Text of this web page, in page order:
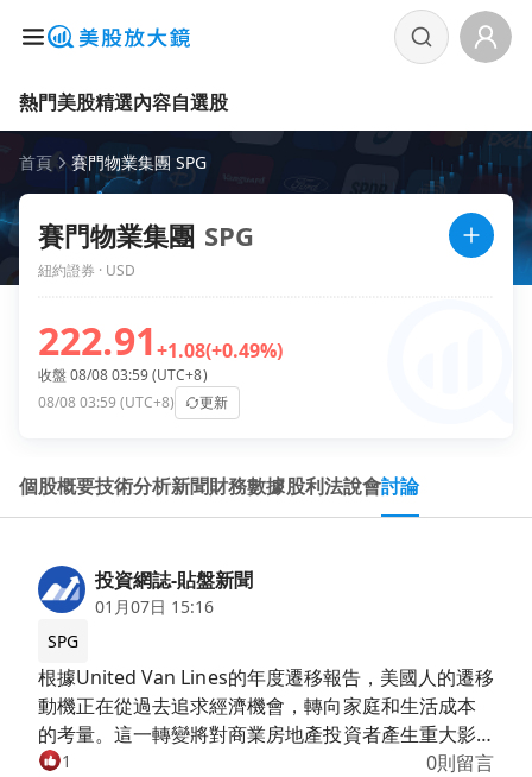
熱門美股精選內容自選股
首頁 賽門物業集團 SPG
賽門物業集團 SPG
紐約證券 · USD
222.91+1.08(+0.49%)
收盤 08/08 03:59 (UTC+8)
08/08 03:59 (UTC+8)
更新
個股概要技術分析新聞財務數據股利法說會討論
投資網誌-貼盤新聞
01月07日 15:16
SPG
根據United Van Lines的年度遷移報告，美國人的遷移
動機正在從過去追求經濟機會，轉向家庭和生活成本
的考量。這一轉變將對商業房地產投資者產生重大影
響。報告指出，越來越多美國人選擇搬到生活成本較
1 0則留言